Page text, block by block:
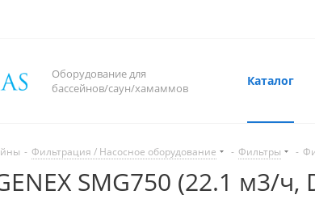
Оборудование для
бассейнов/саун/хамаммов
Каталог
- Фильтрация / Насосное оборудование - Фильтры -
SMG750 (22.1 м3/